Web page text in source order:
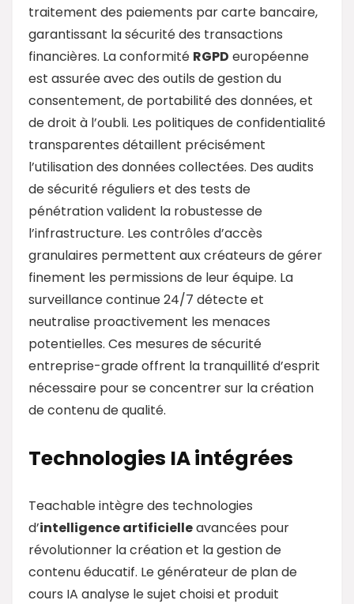
traitement des paiements par carte bancaire,
garantissant la sécurité des transactions
financières. La conformité RGPD européenne
est assurée avec des outils de gestion du
consentement, de portabilité des données, et
de droit à l’oubli. Les politiques de confidentialité
transparentes détaillent précisément
l’utilisation des données collectées. Des audits
de sécurité réguliers et des tests de
pénétration valident la robustesse de
l’infrastructure. Les contrôles d’accès
granulaires permettent aux créateurs de gérer
finement les permissions de leur équipe. La
surveillance continue 24/7 détecte et
neutralise proactivement les menaces
potentielles. Ces mesures de sécurité
entreprise-grade offrent la tranquillité d’esprit
nécessaire pour se concentrer sur la création
de contenu de qualité.
Technologies IA intégrées
Teachable intègre des technologies
d’intelligence artificielleavancées pour
révolutionner la création et la gestion de
contenu éducatif. Le générateur de plan de
cours IA analyse le sujet choisi et produit